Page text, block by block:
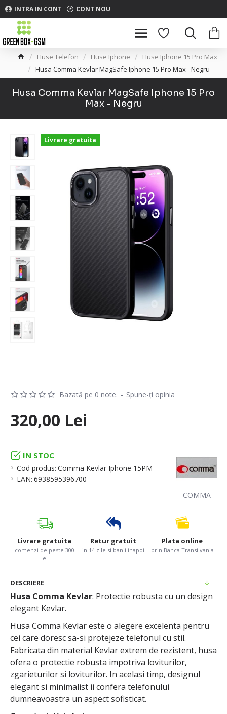
INTRA IN CONT CONT NOU
Huse Telefon Huse Iphone
Huse Iphone 15 Pro Max
Husa Comma Kevlar MagSafe Iphone 15 Pro Max - Negru
Husa Comma Kevlar MagSafe Iphone 15 Pro
Max - Negru
Livrare gratuita
IN STOC
Cod produs: Comma Kevlar Iphone 15PM
EAN: 6938595396700
COMMA
Bazată pe 0 note. - Spune-ţi opinia
320,00 Lei
Livrare gratuita
comenzi de peste 300
lei
Retur gratuit
in 14 zile si banii inapoi
Plata online
prin Banca Transilvania
DESCRIERE
Husa Comma Kevlar: Protectie robusta cu un design
elegant Kevlar.
Husa Comma Kevlar este o alegere excelenta pentru
cei care doresc sa-si protejeze telefonul cu stil.
Fabricata din material Kevlar extrem de rezistent, husa
ofera o protectie robusta impotriva loviturilor,
zgarieturilor si loviturilor. In acelasi timp, designul
elegant si minimalist ii confera telefonului
dumneavoastra un aspect sofisticat.